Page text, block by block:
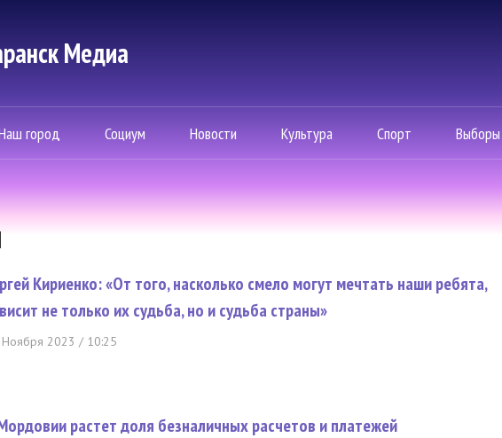
Mедиа
город Социум Новости Культура Спорт Выборы
Кириенко: «От того, насколько смело могут мечтать наши ребята,
не только их судьба, но и судьба страны»
2023 / 10:25
растет доля безналичных расчетов и платежей